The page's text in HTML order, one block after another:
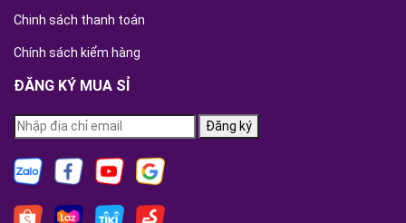
Chinh sách thanh toán
Chính sách kiểm hàng
ĐĂNG KÝ MUA SỈ
Đăng ký